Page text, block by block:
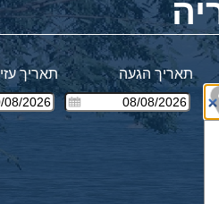
תאריך הגעה
תאריך